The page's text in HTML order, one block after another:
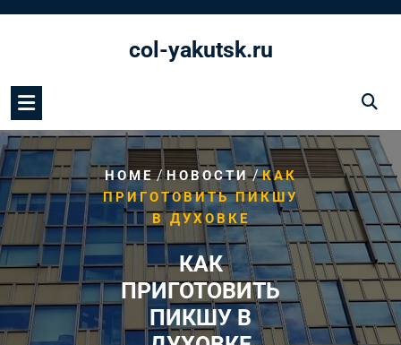
col-yakutsk.ru
HOME/НОВОСТИ/КАК
ПРИГОТОВИТЬ ПИКШУ
В ДУХОВКЕ
КАК
ПРИГОТОВИТЬ
ПИКШУ В